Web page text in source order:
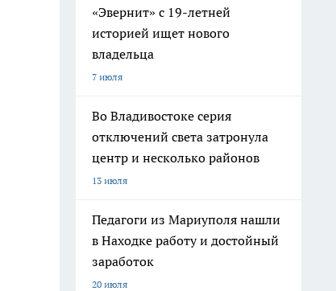
«Эвернит» с 19-летней
историей ищет нового
владельца
7 июля
Во Владивостоке серия
отключений света затронула
центр и несколько районов
13 июля
Педагоги из Мариуполя нашли
в Находке работу и достойный
заработок
20 июля